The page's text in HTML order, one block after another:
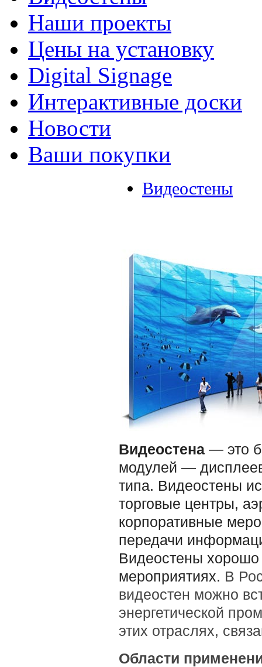
Наши проекты
Цены на установку
Digital Signage
Интерактивные доски
Новости
Ваши покупки
Видеостены
Видеостена — это
модулей —
типа. Видеостены
торговые центры,
корпоративные
передачи
Видеостены
мероприятиях. В
видеостен можно
энергетической
этих отраслях,
Области